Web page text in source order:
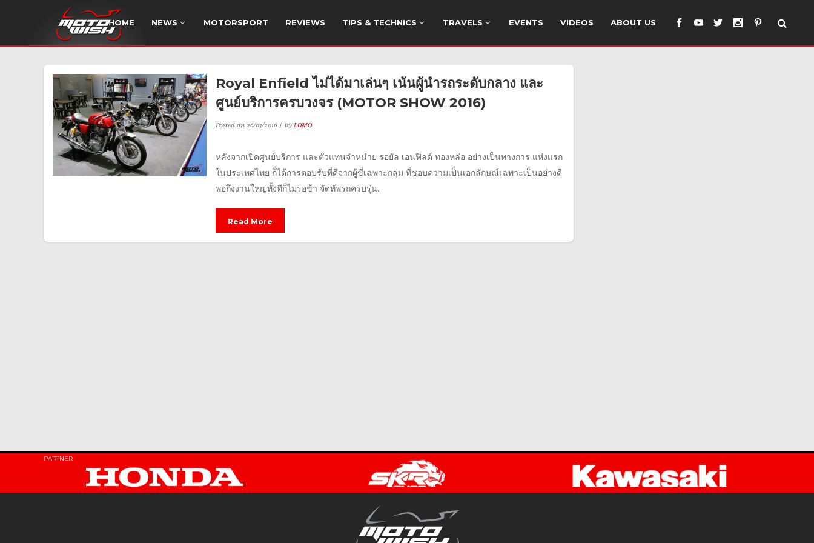
HOME NEWS MOTORSPORT REVIEWS TIPS & TECHNICS TRAVELS EVENTS VIDEOS ABOUT US
Royal Enfield ไม่ได้มาเล่นๆ เน้นผู้นำรถระดับกลาง และ
ศูนย์บริการครบวงจร (MOTOR SHOW 2016)
Posted on26/03/2016 byLOMO
หลังจากเปิดศูนย์บริการ และตัวแทนจำหน่าย รอยัล เอนฟิลด์ ทองหล่อ อย่างเป็นทางการ แห่งแรก
ในประเทศไทย ก็ได้การตอบรับที่ดีจากผู้ขี่เฉพาะกลุ่ม ที่ชอบความเป็นเอกลักษณ์เฉพาะเป็นอย่างดี
พอถึงงานใหญ่ทั้งทีก็ไม่รอช้า จัดทัพรถครบรุ่น...
Read More
PARTNER